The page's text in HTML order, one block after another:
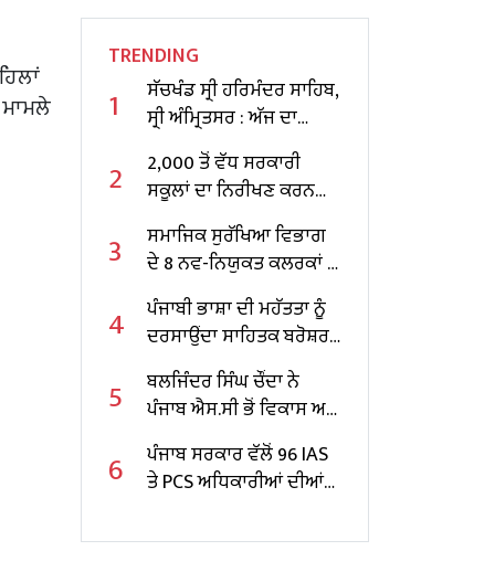
TRENDING
1
ਸੱਚਖੰਡ ਸ੍ਰੀ ਹਰਿਮੰਦਰ ਸਾਹਿਬ,
ਸ੍ਰੀ ਅੰਮ੍ਰਿਤਸਰ : ਅੱਜ ਦਾ
ਹੁਕਮਨਾਮਾ
2
2,000 ਤੋਂ ਵੱਧ ਸਰਕਾਰੀ
ਸਕੂਲਾਂ ਦਾ ਨਿਰੀਖਣ ਕਰਨ
ਵਾਲੇ ਪੰਜਾਬ ਦੇ ਪਹਿਲੇ
ਸਿੱਖਿਆ ਮੰਤਰੀ ਬਣੇ ਹਰਜੋਤ
ਸਿੰਘ ਬੈਂਸ
3
ਸਮਾਜਿਕ ਸੁਰੱਖਿਆ ਵਿਭਾਗ
ਦੇ 8 ਨਵ-ਨਿਯੁਕਤ ਕਲਰਕਾਂ ਨੂੰ
ਨਿਯੁਕਤੀ ਪੱਤਰ ਸੌਂਪੇ
4
ਪੰਜਾਬੀ ਭਾਸ਼ਾ ਦੀ ਮਹੱਤਤਾ ਨੂੰ
ਦਰਸਾਉਂਦਾ ਸਾਹਿਤਕ ਬਰੋਸ਼ਰ
ਜਾਰੀ
5
ਬਲਜਿੰਦਰ ਸਿੰਘ ਚੌਂਦਾ ਨੇ
ਪੰਜਾਬ ਐਸ.ਸੀ ਭੋਂ ਵਿਕਾਸ ਅਤੇ
ਵਿੱਤ ਕਾਰਪੋਰੇਸ਼ਨ ਦੇ ਚੇਅਰਮੈਨ
ਵਜੋਂ ਸੰਭਾਲਿਆ ਕਾਰਜਭਾਰ
6
ਪੰਜਾਬ ਸਰਕਾਰ ਵੱਲੋਂ 96 IAS
ਤੇ PCS ਅਧਿਕਾਰੀਆਂ ਦੀਆਂ